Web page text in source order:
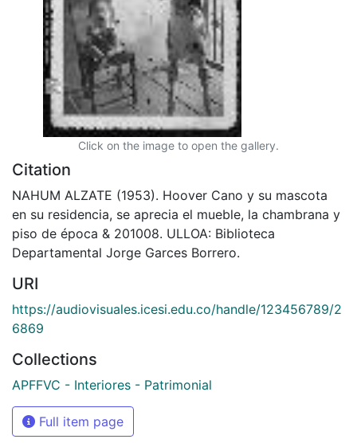
Click on the image to open the gallery.
Citation
NAHUM ALZATE (1953). Hoover Cano y su mascota
en su residencia, se aprecia el mueble, la chambrana y
piso de época & 201008. ULLOA: Biblioteca
Departamental Jorge Garces Borrero.
URI
https://audiovisuales.icesi.edu.co/handle/123456789/2
6869
Collections
APFFVC - Interiores - Patrimonial
Full item page